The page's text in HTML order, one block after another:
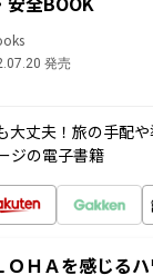
発売
大丈夫！旅の手配
ジの電子書籍
ＯＨＡを感じる